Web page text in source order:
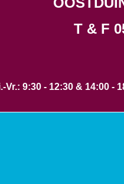
T & F
Vr.: 9:30 - 12:30 & 14:00 -